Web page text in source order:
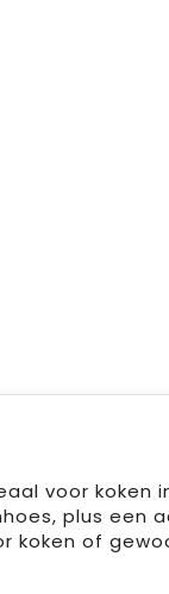
voor
plus een
koken of